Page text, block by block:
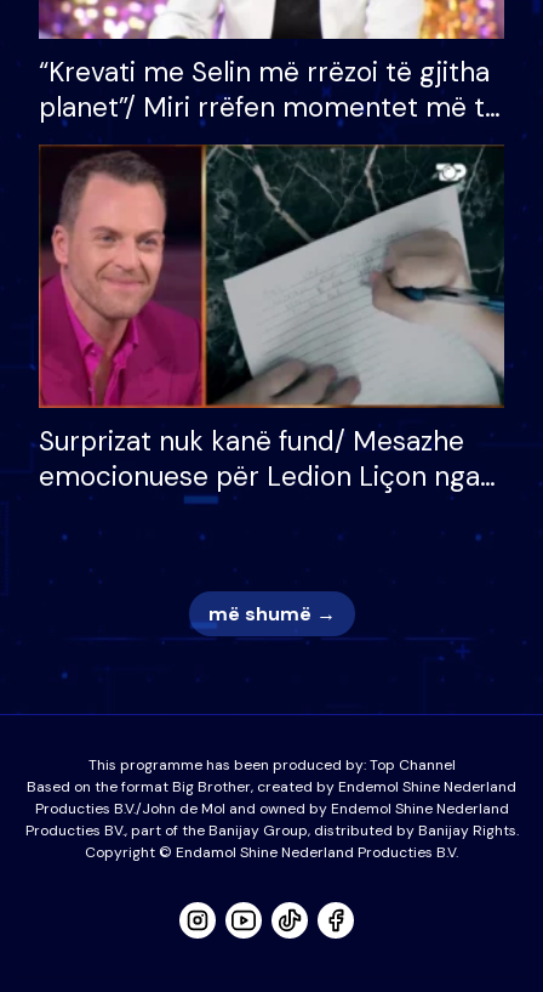
“Krevati me Selin më rrëzoi të gjitha
planet”/ Miri rrëfen momentet më të
bukura në shtëpinë e BB VIP: Do më
mungojë zilja e mëngjesit kur…
Surprizat nuk kanë fund/ Mesazhe
emocionuese për Ledion Liçon nga
nëna dhe fëmijët e tij, moderatori
nuk i mban dot lotët: Nuk meritoj…
më shumë →
This programme has been produced by:Top Channel
Based on the format Big Brother, created by Endemol Shine Nederland
Producties B.V./John de Mol and owned by Endemol Shine Nederland
Producties BV., part of the Banijay Group, distributed by Banijay Rights.
Copyright © Endamol Shine Nederland Producties B.V.